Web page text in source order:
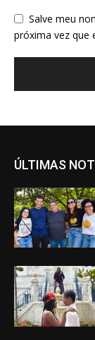
Salve meu
próxima vez que
ÚLTIMAS